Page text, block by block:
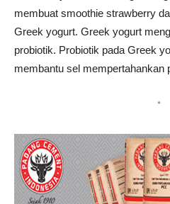
membuat smoothie strawberry
Greek yogurt. Greek yogurt
probiotik. Probiotik pada Greek
membantu sel mempertahankan
*